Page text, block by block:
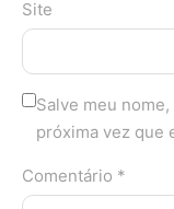
Site
Salve meu
próxima vez que
Comentário *